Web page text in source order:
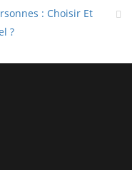
: Choisir Et
?